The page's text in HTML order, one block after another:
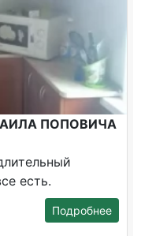
ПОПОВИЧА
есть.
Подробнее